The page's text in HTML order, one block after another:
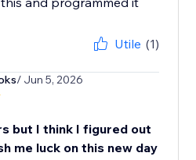
Utile (1)
/ Jun 5, 2026
but I think I figured out
me luck on this new day